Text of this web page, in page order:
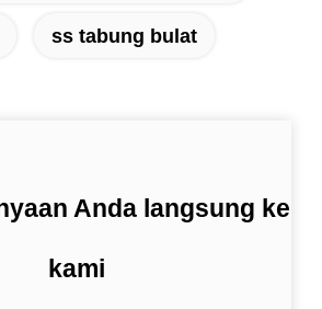
ss tabung bulat
Anda langsung ke
kami